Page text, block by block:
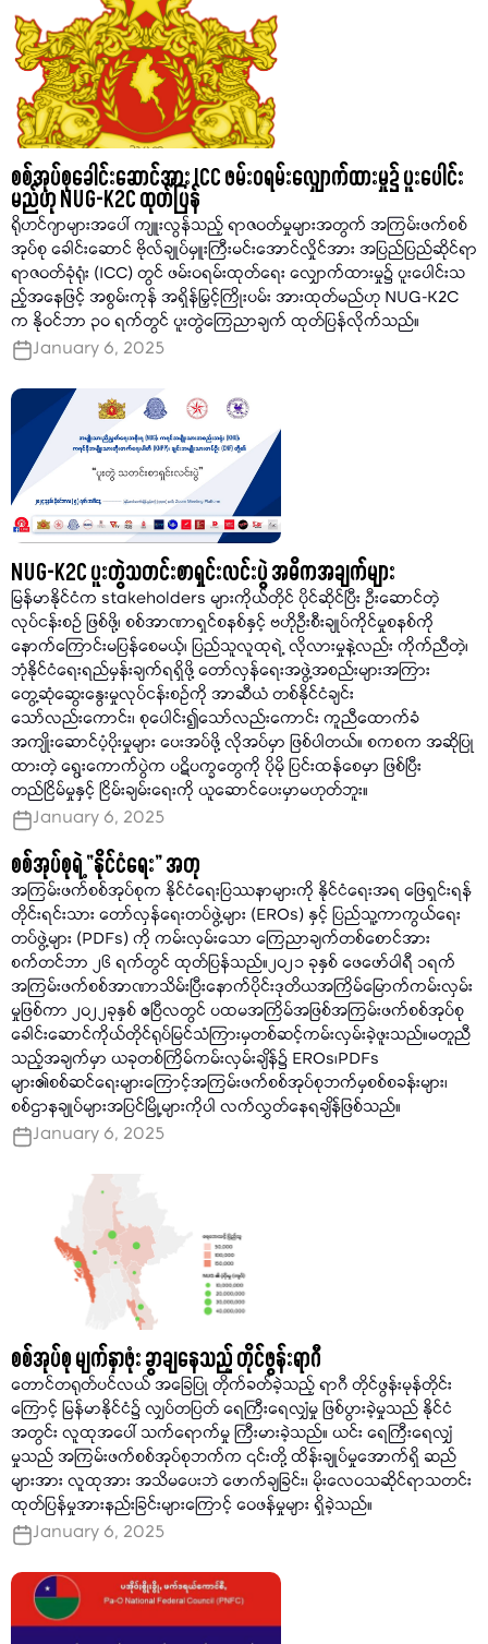
စစ်အုပ်စုခေါင်းဆောင်အား ICC ဖမ်းဝရမ်းလျှောက်ထားမှု၌ ပူးပေါင်း
မည်ဟု NUG-K2C ထုတ်ပြန်
ရိုဟင်ဂျာများအပေါ် ကျူးလွန်သည့် ရာဇဝတ်မှုများအတွက် အကြမ်းဖက်စစ်
အုပ်စု ခေါင်းဆောင် ဗိုလ်ချုပ်မှူးကြီးမင်းအောင်လှိုင်အား အပြည်ပြည်ဆိုင်ရာ
ရာဇဝတ်ခုံရုံး (ICC) တွင် ဖမ်းဝရမ်းထုတ်ရေး လျှောက်ထားမှု၌ ပူးပေါင်းသ
ည့်အနေဖြင့် အစွမ်းကုန် အရှိန်မြှင့်ကြိုးပမ်း အားထုတ်မည်ဟု NUG-K2C
က နိုဝင်ဘာ ၃၀ ရက်တွင် ပူးတွဲကြေညာချက် ထုတ်ပြန်လိုက်သည်။
January 6, 2025
NUG-K2C ပူးတွဲသတင်းစာရှင်းလင်းပွဲ အဓိကအချက်များ
မြန်မာနိုင်ငံက stakeholders များကိုယ်တိုင် ပိုင်ဆိုင်ပြီး ဦးဆောင်တဲ့
လုပ်ငန်းစဉ် ဖြစ်ဖို့၊ စစ်အာဏာရှင်စနစ်နှင့် ဗဟိုဦးစီးချုပ်ကိုင်မှုစနစ်ကို
နောက်ကြောင်းမပြန်စေမယ့်၊ ပြည်သူလူထုရဲ့ လိုလားမှုနဲ့လည်း ကိုက်ညီတဲ့၊
ဘုံနိုင်ငံရေးရည်မှန်းချက်ရရှိဖို့ တော်လှန်ရေးအဖွဲ့အစည်းများအကြား
တွေ့ဆုံဆွေးနွေးမှုလုပ်ငန်းစဥ်ကို အာဆီယံ တစ်နိုင်ငံချင်း
သော်လည်းကောင်း၊ စုပေါင်း၍သော်လည်းကောင်း ကူညီထောက်ခံ
အကျိုးဆောင်ပံ့ပိုးမှုများ ပေးအပ်ဖို့ လိုအပ်မှာ ဖြစ်ပါတယ်။ စကစက အဆိုပြု
ထားတဲ့ ရွေးကောက်ပွဲက ပဋိပက္ခတွေကို ပိုမို ပြင်းထန်စေမှာ ဖြစ်ပြီး
တည်ငြိမ်မှုနှင့် ငြိမ်းချမ်းရေးကို ယူဆောင်ပေးမှာမဟုတ်ဘူး။
January 6, 2025
စစ်အုပ်စုရဲ့ “နိုင်ငံရေး” အတု
အကြမ်းဖက်စစ်အုပ်စုက နိုင်ငံရေးပြဿနာများကို နိုင်ငံရေးအရ ဖြေရှင်းရန်
တိုင်းရင်းသား တော်လှန်ရေးတပ်ဖွဲ့များ (EROs) နှင့် ပြည်သူ့ကာကွယ်ရေး
တပ်ဖွဲ့များ (PDFs) ကို ကမ်းလှမ်းသော ကြေညာချက်တစ်စောင်အား
စက်တင်ဘာ ၂၆ ရက်တွင် ထုတ်ပြန်သည်။၂၀၂၁ ခုနှစ် ဖေဖော်ဝါရီ ၁ရက်
အကြမ်းဖက်စစ်အာဏာသိမ်းပြီးနောက်ပိုင်းဒုတိယအကြိမ်မြောက်ကမ်းလှမ်း
မှုဖြစ်ကာ ၂၀၂၂ခုနှစ် ဧပြီလတွင် ပထမအကြိမ်အဖြစ်အကြမ်းဖက်စစ်အုပ်စု
ခေါင်းဆောင်ကိုယ်တိုင်ရုပ်မြင်သံကြားမှတစ်ဆင့်ကမ်းလှမ်းခဲ့ဖူးသည်။မတူညီ
သည့်အချက်မှာ ယခုတစ်ကြိမ်ကမ်းလှမ်းချိန်၌ EROs၊PDFs
များ၏စစ်ဆင်ရေးများကြောင့်အကြမ်းဖက်စစ်အုပ်စုဘက်မှစစ်စခန်းများ၊
စစ်ဌာနချုပ်များအပြင်မြို့များကိုပါ လက်လွှတ်နေရချိန်ဖြစ်သည်။
January 6, 2025
စစ်အုပ်စု မျက်နှာဖုံး ခွာချနေသည့် တိုင်ဖွန်းရာဂီ
တောင်တရုတ်ပင်လယ် အခြေပြု တိုက်ခတ်ခဲ့သည့် ရာဂီ တိုင်ဖွန်းမုန်တိုင်း
ကြောင့် မြန်မာနိုင်ငံ၌ လျှပ်တပြတ် ရေကြီးရေလျှံမှု ဖြစ်ပွားခဲ့မှုသည် နိုင်ငံ
အတွင်း လူထုအပေါ် သက်ရောက်မှု ကြီးမားခဲ့သည်။ ယင်း ရေကြီးရေလျှံ
မှုသည် အကြမ်းဖက်စစ်အုပ်စုဘက်က ၎င်းတို့ ထိန်းချုပ်မှုအောက်ရှိ ဆည်
များအား လူထုအား အသိမပေးဘဲ ဖောက်ချခြင်း၊ မိုးလေဝသဆိုင်ရာသတင်း
ထုတ်ပြန်မှုအားနည်းခြင်းများကြောင့် ဝေဖန်မှုများ ရှိခဲ့သည်။
January 6, 2025